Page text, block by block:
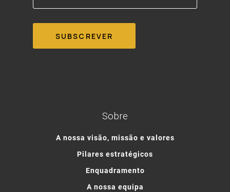
Sobre
A nossa visão, missão e valores
Pilares estratégicos
Enquadramento
A nossa equipa